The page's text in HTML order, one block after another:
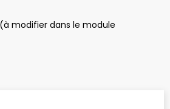
modifier dans le module